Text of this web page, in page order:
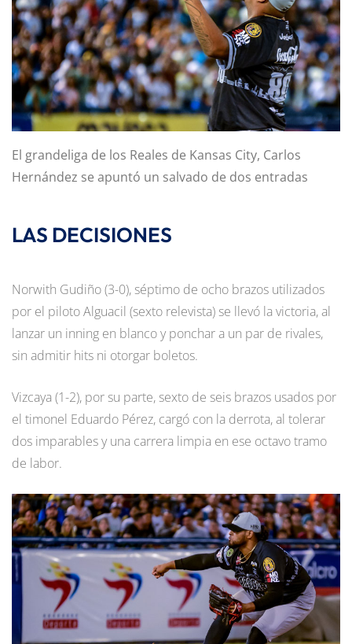
El grandeliga de los Reales de Kansas City, Carlos
Hernández se apuntó un salvado de dos entradas
LAS DECISIONES
Norwith Gudiño (3-0), séptimo de ocho brazos utilizados
por el piloto Alguacil (sexto relevista) se llevó la victoria, al
lanzar un inning en blanco y ponchar a un par de rivales,
sin admitir hits ni otorgar boletos.
Vizcaya (1-2), por su parte, sexto de seis brazos usados por
el timonel Eduardo Pérez, cargó con la derrota, al tolerar
dos imparables y una carrera limpia en ese octavo tramo
de labor.